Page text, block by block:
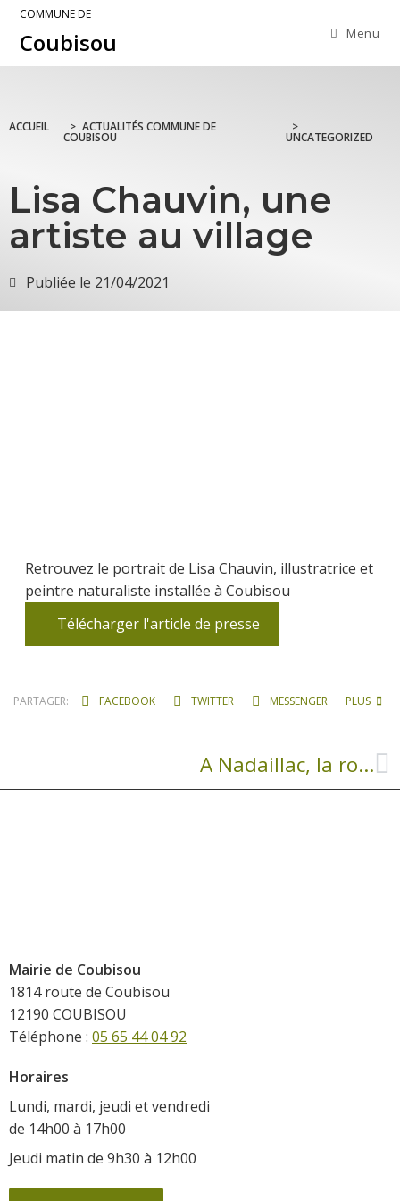
COMMUNE DE
Coubisou Menu
ACCUEIL > ACTUALITÉS COMMUNE DE
COUBISOU
>
UNCATEGORIZED
Lisa Chauvin, une
artiste au village
Publiée le 21/04/2021
Retrouvez le portrait de Lisa Chauvin, illustratrice et
peintre naturaliste installée à Coubisou
Télécharger l'article de presse
PARTAGER: FACEBOOK TWITTER MESSENGER PLUS
A Nadaillac, la route principale va être élargie
Mairie de Coubisou
1814 route de Coubisou
12190 COUBISOU
Téléphone : 05 65 44 04 92
Horaires
Lundi, mardi, jeudi et vendredi
de 14h00 à 17h00
Jeudi matin de 9h30 à 12h00